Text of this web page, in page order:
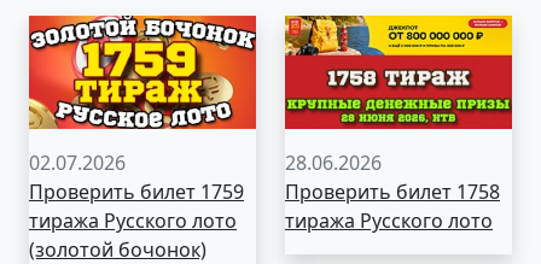
02.07.2026
Проверить билет 1759
тиража Русского лото
(золотой бочонок)
28.06.2026
Проверить билет 1758
тиража Русского лото